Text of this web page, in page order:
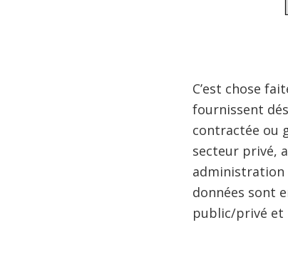
C’est chose
fournissent
contractée ou
secteur privé,
administration
données sont
public/privé